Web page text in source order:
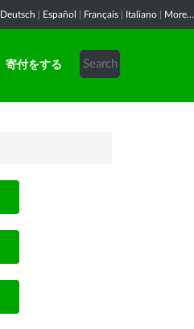
Deutsch Español Français Italiano More...
寄付をする